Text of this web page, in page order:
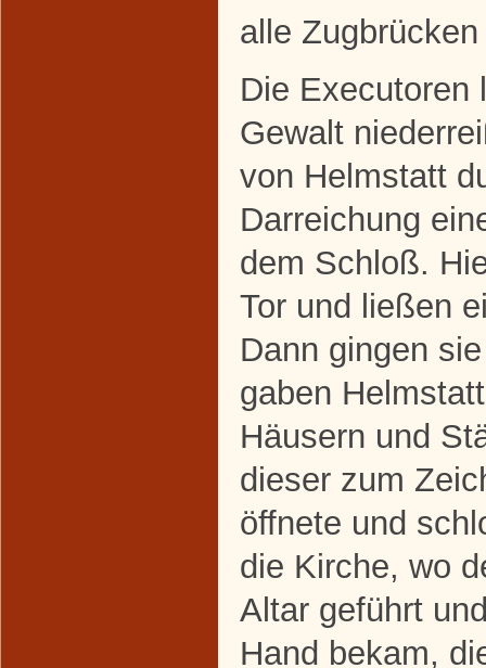
alle
Die Executoren
Gewalt
von Helmstatt
Darreichung
dem Schloß.
Tor und ließen
Dann gingen
gaben
Häusern und
dieser zum
öffnete und
die Kirche, wo
Altar geführt
Hand bekam,